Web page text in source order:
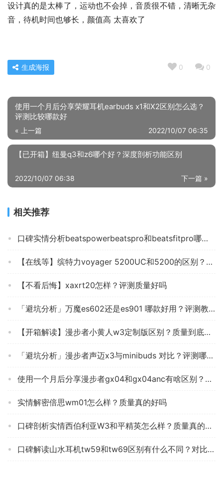
设计真的是太棒了，运动也不会掉，音质很不错，清晰无杂
音，待机时间也够长，颜值高 太喜欢了
0 0
生成海报
使用一个月后分享荣耀耳机earbuds x1和X2区别怎么选？
评测比较哪款好
« 上一篇 2022/10/07 06:35
【已开箱】纽曼q3和z6哪个好？深度剖析功能区别
下一篇 »
2022/10/07 06:38
相关推荐
口碑实情分析beatspowerbeatspro和beatsfitpro哪款更好？应该怎么样选择
【在线等】缤特力voyager 5200UC和5200的区别？哪个更合适
【不看后悔】xaxrt20怎样？评测质量好吗
「避坑分析」万魔es602还是es901 哪款好用？评测教你怎么选
【开箱解读】漫步者小黄人w3定制版区别？质量到底怎么样好不好
「避坑分析」漫步者声迈x3与minibuds 对比？评测哪一款功能更强大
使用一个月后分享漫步者gx04和gx04anc有啥区别？评测比较哪款好
实情解密倍思wm01怎么样？质量真的好吗
口碑剖析实情西伯利亚W3和平精英怎么样？质量真的差吗
口碑解读山水耳机tw59和tw69区别有什么不同？对比哪款性价比更高